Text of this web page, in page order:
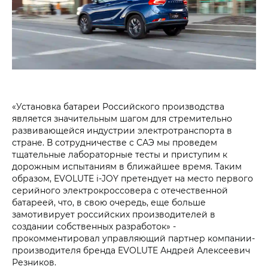
«Установка батареи Российского производства
является значительным шагом для стремительно
развивающейся индустрии электротранспорта в
стране. В сотрудничестве с САЭ мы проведем
тщательные лабораторные тесты и приступим к
дорожным испытаниям в ближайшее время. Таким
образом, EVOLUTE i‑JOY претендует на место первого
серийного электрокроссовера с отечественной
батареей, что, в свою очередь, еще больше
замотивирует российских производителей в
создании собственных разработок» -
прокомментировал управляющий партнер компании-
производителя бренда EVOLUTE Андрей Алексеевич
Резников.